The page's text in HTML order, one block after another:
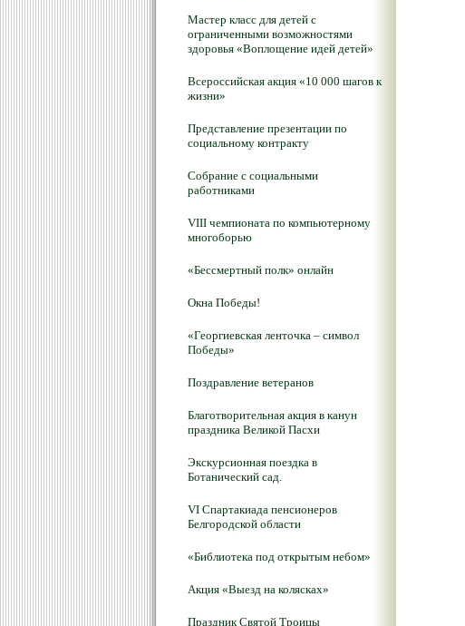
Мастер класс для детей с
ограниченными возможностями
здоровья «Воплощение идей детей»
Всероссийская акция «10 000 шагов к
жизни»
Представление презентации по
социальному контракту
Собрание с социальными
работниками
VIII чемпионата по компьютерному
многоборью
«Бессмертный полк» онлайн
Окна Победы!
«Георгиевская ленточка – символ
Победы»
Поздравление ветеранов
Благотворительная акция в канун
праздника Великой Пасхи
Экскурсионная поездка в
Ботанический сад.
VI Спартакиада пенсионеров
Белгородской области
«Библиотека под открытым небом»
Акция «Выезд на колясках»
Праздник Святой Троицы